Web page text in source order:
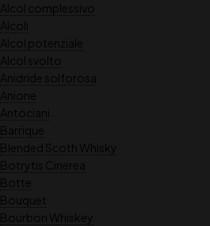
Alcol complessivo
Alcoli
Alcol potenziale
Alcol svolto
Anidride solforosa
Anione
Antociani
Barrique
Blended Scoth Whisky
Botrytis Cinerea
Botte
Bouquet
Bourbon Whiskey